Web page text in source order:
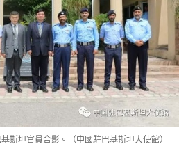
斯坦官員合影。（中國駐巴基斯坦大使館）